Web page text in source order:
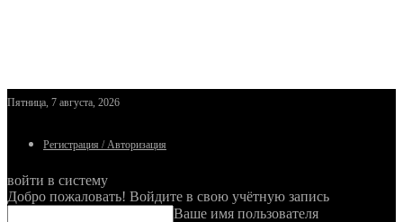
Пятница, 7 августа, 2026
Регистрация / Авторизация
войти в систему
Добро пожаловать! Войдите в свою учётную запись
Ваше имя пользователя